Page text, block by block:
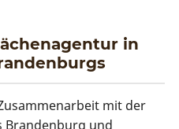
in
mit der
Brandenburg und